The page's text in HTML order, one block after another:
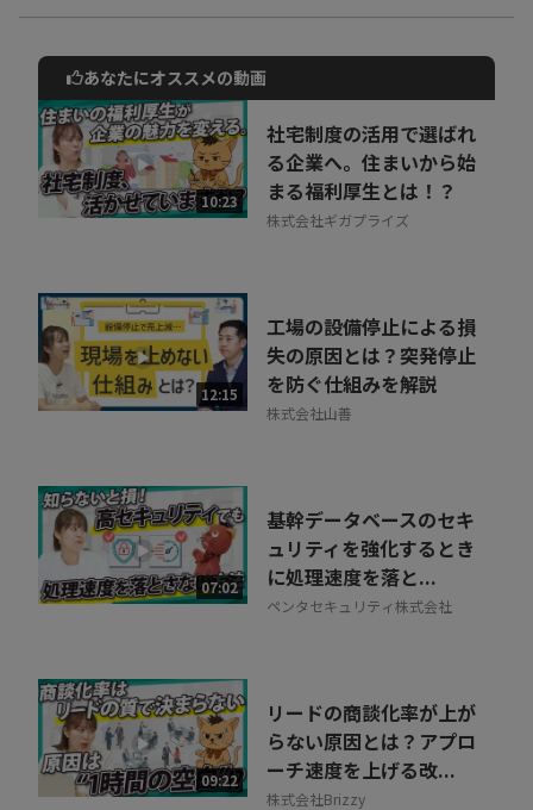
動画でご紹介しているサービスについて
お気軽にご相談・ご質問いただけます！
30秒でお申し込み可能
相談を希望する 無料
あなたにオススメの動画
10:23
社宅制度の活用で選ばれ
る企業へ。住まいから始
まる福利厚生とは！？
株式会社ギガプライズ
12:15
工場の設備停止による損
失の原因とは？突発停止
を防ぐ仕組みを解説
株式会社山善
07:02
基幹データベースのセキ
ュリティを強化するとき
に処理速度を落と...
ペンタセキュリティ株式会社
09:22
リードの商談化率が上が
らない原因とは？アプロ
ーチ速度を上げる改...
株式会社Brizzy